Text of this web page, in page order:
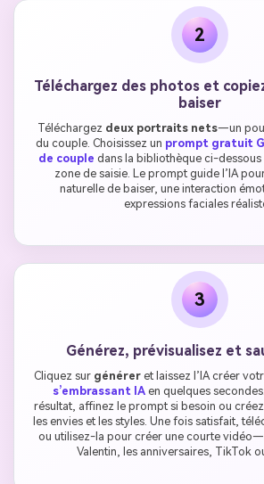
2
Téléchargez des photos et
baiser
Téléchargez deux portraits nets—un
du couple. Choisissez un prompt gratuit
de couple dans la bibliothèque ci-
zone de saisie. Le prompt guide l’IA
naturelle de baiser, une interaction
expressions faciales
3
Générez, prévisualisez et
Cliquez sur généreret laissez l’IA créer
s’embrassant IA en quelques
résultat, affinez le prompt si besoin ou
les envies et les styles. Une fois satisfait,
ou utilisez-la pour créer une courte
Valentin, les anniversaires, TikTok